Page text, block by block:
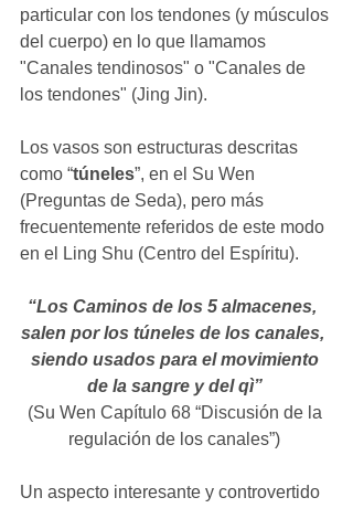
particular con los tendones (y músculos
del cuerpo) en lo que llamamos
"Canales tendinosos" o "Canales de
los tendones" (Jing Jin).
Los vasos son estructuras descritas
como “túneles”, en el Su Wen
(Preguntas de Seda), pero más
frecuentemente referidos de este modo
en el Ling Shu (Centro del Espíritu).
“Los Caminos de los 5 almacenes,
salen por los túneles de los canales,
siendo usados para el movimiento
de la sangre y del qì”
(Su Wen Capítulo 68 “Discusión de la
regulación de los canales”)
Un aspecto interesante y controvertido